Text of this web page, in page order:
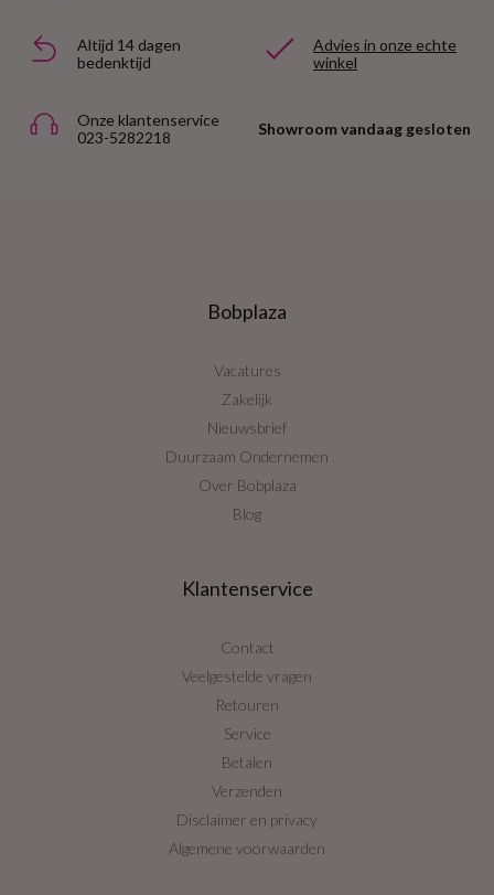
Altijd 14 dagen
bedenktijd
Advies in onze echte
winkel
Onze klantenservice
023-5282218
Showroom vandaag gesloten
Bobplaza
Vacatures
Zakelijk
Nieuwsbrief
Duurzaam Ondernemen
Over Bobplaza
Blog
Klantenservice
Contact
Veelgestelde vragen
Retouren
Service
Betalen
Verzenden
Disclaimer en privacy
Algemene voorwaarden